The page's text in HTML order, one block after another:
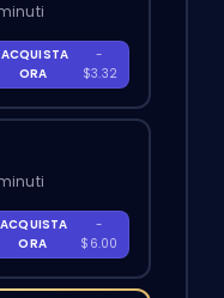
ACQUISTA
ORA
-
$3.32
ACQUISTA
ORA
-
$6.00